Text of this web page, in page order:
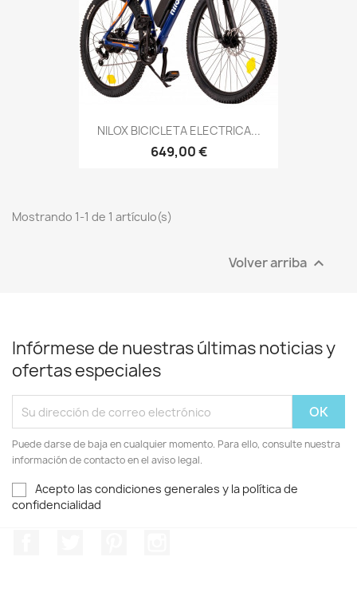
NILOX BICICLETA ELECTRICA...
649,00 €
Mostrando 1-1 de 1 artículo(s)
Volver arriba 
Infórmese de nuestras últimas noticias y
ofertas especiales
Puede darse de baja en cualquier momento. Para ello, consulte nuestra
información de contacto en el aviso legal.
Acepto las condiciones generales y la política de
confidencialidad